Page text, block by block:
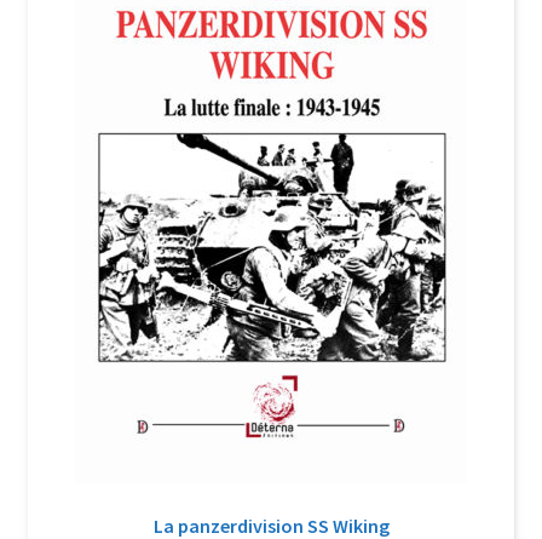
Login Customizer
Nous Contacter
Politique de confidentialité et cookies
Qui sommes-nous ?
Soutien à Philippe Randa
Suivi de la Commande
La panzerdivision SS Wiking